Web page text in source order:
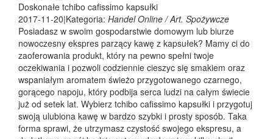
Doskonałe tchibo cafissimo kapsułki
2017-11-20|Kategoria: Handel Online / Art. Spożywcze
Posiadasz w swoim gospodarstwie domowym lub biurze
nowoczesny ekspres parzący kawę z kapsułek? Mamy ci do
zaoferowania produkt, który na pewno spełni twoje
oczekiwania i pozwoli codziennie cieszyc się smakiem oraz
wspaniałym aromatem świeżo przygotowanego czarnego,
gorącego napoju, który podbija serca ludzi na całym świecie
już od setek lat. Wybierz tchibo cafissimo kapsułki i przygotuj
swoją ulubiona kawę w bardzo szybki i prosty sposób. Taka
forma sprawi, że utrzymasz czystość swojego ekspresu, a